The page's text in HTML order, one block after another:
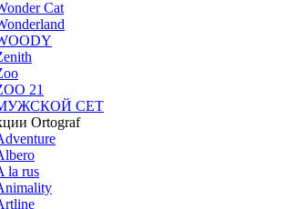
Cat
21
СЕТ
Ortograf
la rus